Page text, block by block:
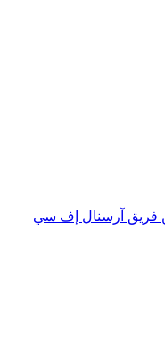
فريق آرسنال إف سي